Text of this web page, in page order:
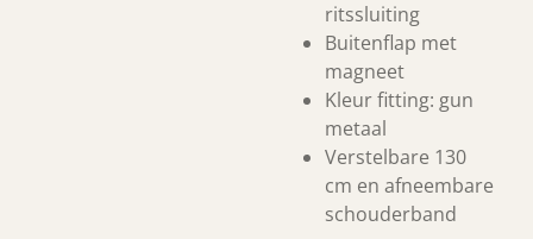
ritssluiting
Buitenflap met
magneet
Kleur fitting: gun
metaal
Verstelbare 130
cm en afneembare
schouderband